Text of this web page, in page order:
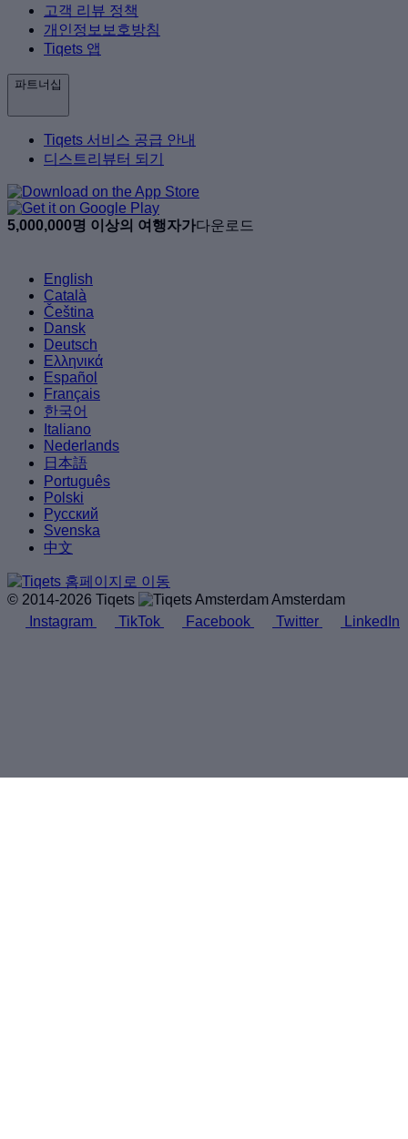
고객 리뷰 정책
개인정보보호방침
Tiqets 앱
파트너십
Tiqets 서비스 공급 안내
디스트리뷰터 되기
5,000,000명 이상의 여행자가다운로드
English
Català
Čeština
Dansk
Deutsch
Ελληνικά
Español
Français
한국어
Italiano
Nederlands
日本語
Português
Polski
Русский
Svenska
中文
© 2014-2026 Tiqets
Amsterdam
Instagram
TikTok Facebook Twitter LinkedIn